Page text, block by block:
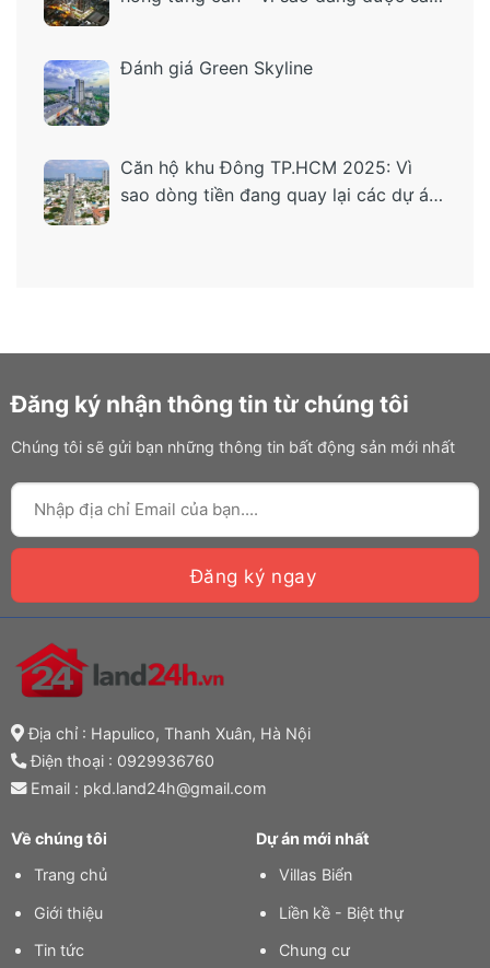
Đánh giá Green Skyline
Căn hộ khu Đông TP.HCM 2025: Vì
sao dòng tiền đang quay lại các dự án
Đăng ký nhận thông tin từ chúng tôi
Chúng tôi sẽ gửi bạn những thông tin bất động sản mới nhất
Địa chỉ : Hapulico, Thanh Xuân, Hà Nội
Điện thoại : 0929936760
Email : pkd.land24h@gmail.com
Về chúng tôi
Trang chủ
Giới thiệu
Tin tức
Dự án mới nhất
Villas Biển
Liền kề - Biệt thự
Chung cư